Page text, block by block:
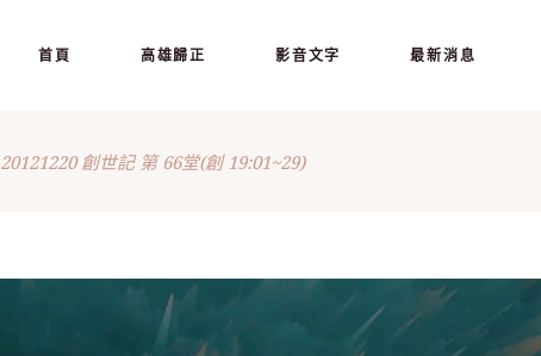
首頁 高雄歸正 影音文字 最新消息
20121220 創世記 第 66堂(創 19:01~29)